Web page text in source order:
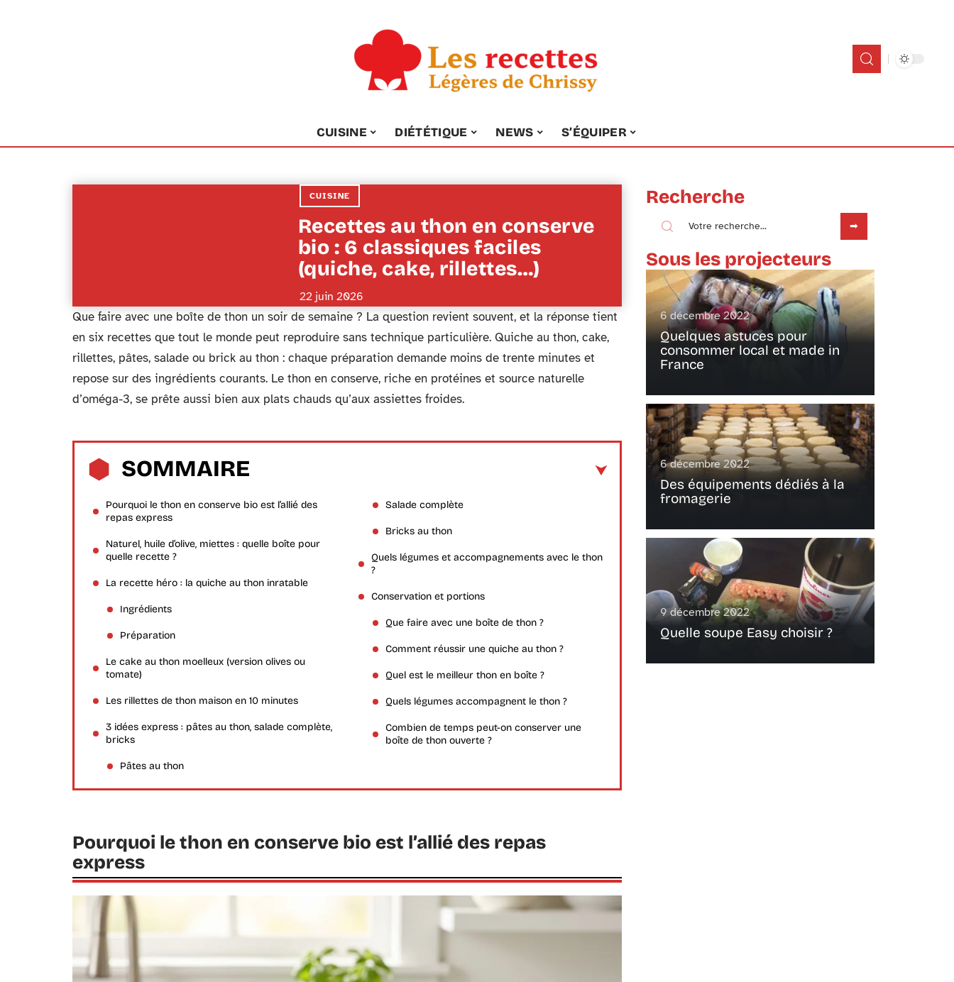
CUISINE DIÉTÉTIQUE NEWS S’ÉQUIPER
CUISINE
Recettes au thon en conserve
bio : 6 classiques faciles
(quiche, cake, rillettes…)
22 juin 2026
Que faire avec une boîte de thon un soir de semaine ? La question revient souvent, et la réponse tient
en six recettes que tout le monde peut reproduire sans technique particulière. Quiche au thon, cake,
rillettes, pâtes, salade ou brick au thon : chaque préparation demande moins de trente minutes et
repose sur des ingrédients courants. Le thon en conserve, riche en protéines et source naturelle
d’oméga-3, se prête aussi bien aux plats chauds qu’aux assiettes froides.
SOMMAIRE
Pourquoi le thon en conserve bio est l’allié des
repas express
Naturel, huile d’olive, miettes : quelle boîte pour
quelle recette ?
La recette héro : la quiche au thon inratable
Ingrédients
Préparation
Le cake au thon moelleux (version olives ou
tomate)
Les rillettes de thon maison en 10 minutes
3 idées express : pâtes au thon, salade complète,
bricks
Pâtes au thon
Salade complète
Bricks au thon
Quels légumes et accompagnements avec le thon
?
Conservation et portions
Que faire avec une boîte de thon ?
Comment réussir une quiche au thon ?
Quel est le meilleur thon en boîte ?
Quels légumes accompagnent le thon ?
Combien de temps peut-on conserver une
boîte de thon ouverte ?
Pourquoi le thon en conserve bio est l’allié des repas
express
Recherche
Sous les projecteurs
6 décembre 2022
Quelques astuces pour
consommer local et made in
France
6 décembre 2022
Des équipements dédiés à la
fromagerie
9 décembre 2022
Quelle soupe Easy choisir ?